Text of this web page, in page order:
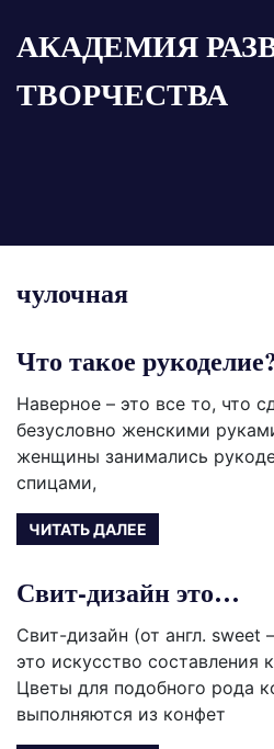
АКАДЕМИЯ
ТВОРЧЕСТВА
чулочная
Что такое
Наверное – это все то, что
безусловно женскими
женщины занимались
спицами,
ЧИТАТЬ ДАЛЕЕ
Свит-дизайн это…
Свит-дизайн (от англ.
это искусство составления
Цветы для подобного рода
выполняются из конфет